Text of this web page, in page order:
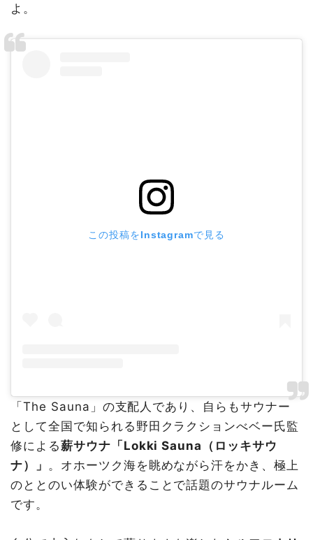
よ。
この投稿をInstagramで見る
「The Sauna」の支配人であり、自らもサウナー
として全国で知られる野田クラクションべベー氏監
修による薪サウナ 「Lokki Sauna（ロッキサウ
ナ）」 。オホーツク海を眺めながら汗をかき、極上
のととのい体験ができることで話題のサウナルーム
です。